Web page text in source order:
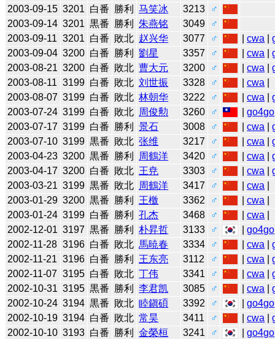
2003-09-15 3201 白番 勝利 马笑冰 3213
♂
2003-09-14 3201 黒番 勝利 朱燕铭 3049
♂
2003-09-11 3201 白番 敗北 赵兴华 3077 ♂ |cwa |
2003-09-04 3200 白番 勝利 劉星 3357 ♂ |cwa |
2003-08-21 3200 白番 敗北 曹大元 3200 ♂ |cwa |
2003-08-11 3199 白番 敗北 刘世振 3328 ♂ |cwa
2003-08-07 3199 白番 敗北 林朝华 3222 ♂ |cwa |
2003-07-24 3199 白番 敗北 周俊勲 3260 ♂ |go4go
2003-07-17 3199 白番 勝利 景石 3008 ♂ |cwa |
2003-07-10 3199 黒番 敗北 张维 3217 ♂ |cwa |
2003-04-23 3200 黒番 勝利 周鶴洋 3420 ♂ |cwa |
2003-04-17 3200 白番 敗北 王尭 3303 ♂ |cwa |
2003-03-21 3199 黒番 敗北 周鶴洋 3417 ♂ |cwa
2003-01-29 3200 黒番 勝利 王檄 3362 ♂ |cwa
2003-01-24 3199 白番 勝利 孔杰 3468 ♂ |cwa
2002-12-01 3197 黒番 勝利 朴昇哲 3133 ♂ |go4go
2002-11-28 3196 白番 敗北 馬暁春 3334 ♂ |cwa |
2002-11-21 3196 白番 勝利 王东亮 3112 ♂ |cwa |
2002-11-07 3195 白番 敗北 丁伟 3341 ♂ |cwa |
2002-10-31 3195 黒番 勝利 李君凯 3085 ♂ |cwa |
2002-10-24 3194 黒番 敗北 睦鎭碩 3392 ♂ |go4go
2002-10-19 3194 白番 敗北 常昊 3411 ♂ |cwa |
2002-10-10 3193 白番 勝利 金榮桓 3241 ♂ |go4go